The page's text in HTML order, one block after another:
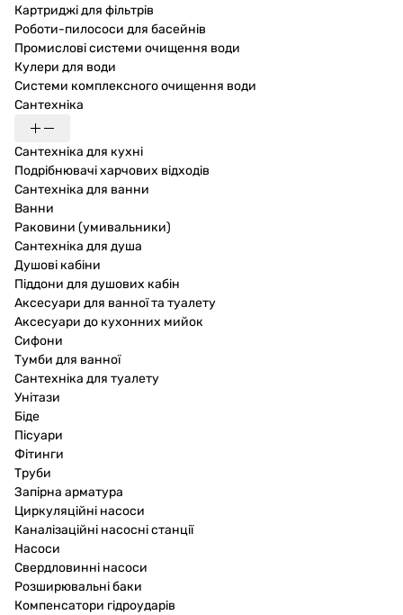
Картриджі для фільтрів
Роботи-пилососи для басейнів
Промислові системи очищення води
Кулери для води
Системи комплексного очищення води
Сантехніка
Сантехніка для кухні
Подрібнювачі харчових відходів
Сантехніка для ванни
Ванни
Раковини (умивальники)
Сантехніка для душа
Душові кабіни
Піддони для душових кабін
Аксесуари для ванної та туалету
Аксесуари до кухонних мийок
Сифони
Тумби для ванної
Сантехніка для туалету
Унітази
Біде
Пісуари
Фітинги
Труби
Запірна арматура
Циркуляційні насоси
Каналізаційні насосні станції
Насоси
Свердловинні насоси
Розширювальні баки
Компенсатори гідроударів